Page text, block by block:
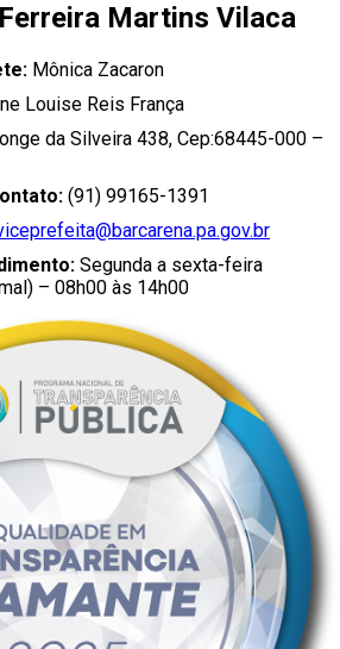
Martins Vilaca
Mônica Zacaron
Louise Reis França
da Silveira 438, Cep:68445-000 –
(91) 99165-1391
Segunda a sexta-feira
– 08h00 às 14h00